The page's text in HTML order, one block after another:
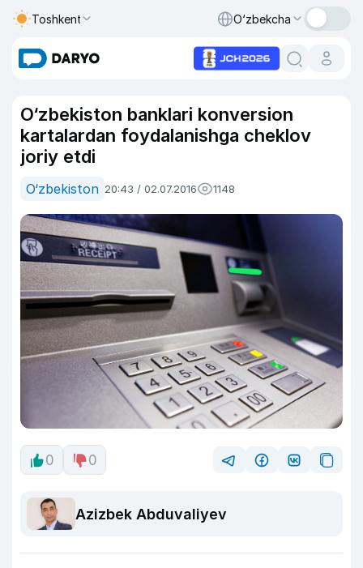
Toshkent O‘zbekcha
O‘zbekiston banklari konversion
kartalardan foydalanishga cheklov
joriy etdi
O‘zbekiston 20:43 / 02.07.2016 1148
0 0
Azizbek Abduvaliyev